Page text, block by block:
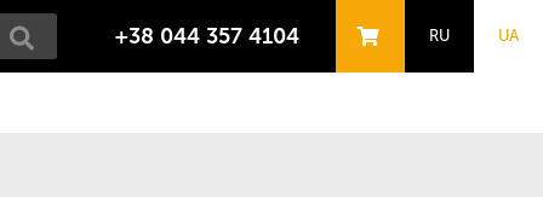
+38 044 357 4104 RU UA